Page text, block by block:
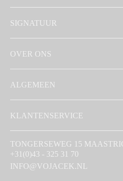
SIGNATUUR
OVER ONS
ALGEMEEN
KLANTENSERVICE
TONGERSEWEG 15
+31(0)43 - 325 31 70
INFO@VOJACEK.NL